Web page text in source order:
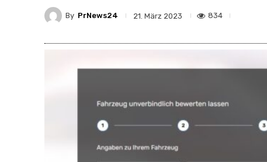
By PrNews24 21. März 2023 834